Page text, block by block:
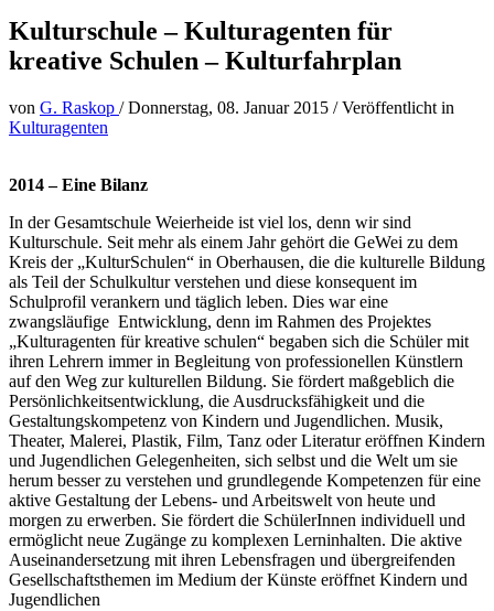
Kulturschule – Kulturagenten für
kreative Schulen – Kulturfahrplan
von G. Raskop /Donnerstag, 08. Januar 2015 /Veröffentlicht in
Kulturagenten
2014 – Eine Bilanz
In der Gesamtschule Weierheide ist viel los, denn wir sind
Kulturschule. Seit mehr als einem Jahr gehört die GeWei zu dem
Kreis der „KulturSchulen“ in Oberhausen, die die kulturelle Bildung
als Teil der Schulkultur verstehen und diese konsequent im
Schulprofil verankern und täglich leben. Dies war eine
zwangsläufige Entwicklung, denn im Rahmen des Projektes
„Kulturagenten für kreative schulen“ begaben sich die Schüler mit
ihren Lehrern immer in Begleitung von professionellen Künstlern
auf den Weg zur kulturellen Bildung. Sie fördert maßgeblich die
Persönlichkeitsentwicklung, die Ausdrucksfähigkeit und die
Gestaltungskompetenz von Kindern und Jugendlichen. Musik,
Theater, Malerei, Plastik, Film, Tanz oder Literatur eröffnen Kindern
und Jugendlichen Gelegenheiten, sich selbst und die Welt um sie
herum besser zu verstehen und grundlegende Kompetenzen für eine
aktive Gestaltung der Lebens- und Arbeitswelt von heute und
morgen zu erwerben. Sie fördert die SchülerInnen individuell und
ermöglicht neue Zugänge zu komplexen Lerninhalten. Die aktive
Auseinandersetzung mit ihren Lebensfragen und übergreifenden
Gesellschaftsthemen im Medium der Künste eröffnet Kindern und
Jugendlichen